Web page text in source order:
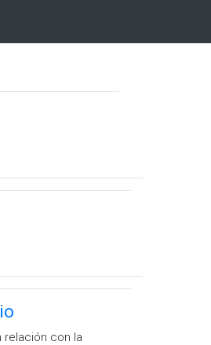
con la